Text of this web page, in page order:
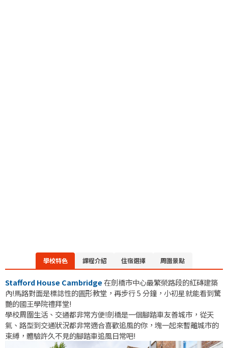
學校特色 課程介紹 住宿選擇 周圍景點
Stafford House Cambridge在劍橋市中心最繁榮路段的紅磚建築
內!馬路對面是標誌性的圓形教堂，再步行 5 分鐘，小初星就能看到驚
艷的國王學院禮拜堂!
學校周圍生活、交通都非常方便!劍橋是一個腳踏車友善城市，從天
氣、路型到交通狀況都非常適合喜歡追風的你，塊一起來暫離城市的
束縛，體驗許久不見的腳踏車追風日常吧!